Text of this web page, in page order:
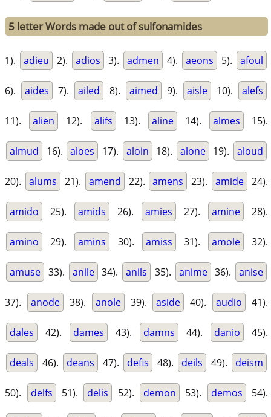
5 letter Words made out of sulfonamides
1). adieu 2). adios 3). admen 4). aeons 5). afoul
6). aides 7). ailed 8). aimed 9). aisle 10). alefs
11). alien 12). alifs 13). aline 14). almes 15).
almud 16). aloes 17). aloin 18). alone 19). aloud
20). alums 21). amend 22). amens 23). amide 24).
amido 25). amids 26). amies 27). amine 28).
amino 29). amins 30). amiss 31). amole 32).
amuse 33). anile 34). anils 35). anime 36). anise
37). anode 38). anole 39). aside 40). audio 41).
dales 42). dames 43). damns 44). danio 45).
deals 46). deans 47). defis 48). deils 49). deism
50). delfs 51). delis 52). demon 53). demos 54).